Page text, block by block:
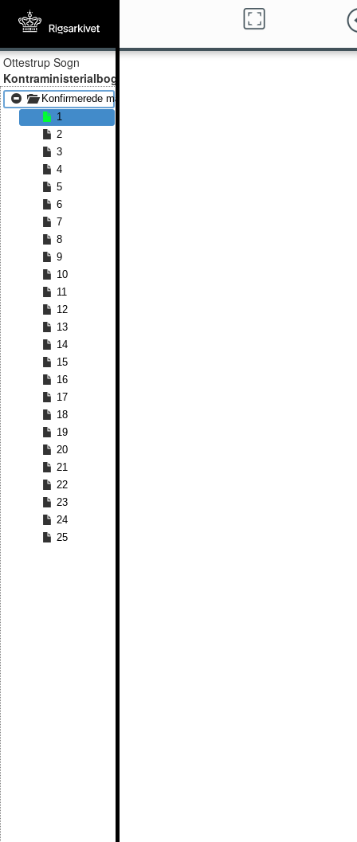
Ottestrup Sogn
Kontraministerialbog
Konfirmerede mænd 1815 - Konfirmerede mænd 1838
1
2
3
4
5
6
7
8
9
10
11
12
13
14
15
16
17
18
19
20
21
22
23
24
25